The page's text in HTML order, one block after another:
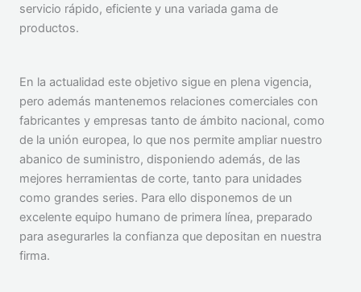
servicio rápido, eficiente y una variada gama de
productos.
En la actualidad este objetivo sigue en plena vigencia,
pero además mantenemos relaciones comerciales con
fabricantes y empresas tanto de ámbito nacional, como
de la unión europea, lo que nos permite ampliar nuestro
abanico de suministro, disponiendo además, de las
mejores herramientas de corte, tanto para unidades
como grandes series. Para ello disponemos de un
excelente equipo humano de primera línea, preparado
para asegurarles la confianza que depositan en nuestra
firma.